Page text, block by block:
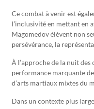
Ce combat à venir est
l’inclusivité en mettant en
Magomedov élèvent non
persévérance, la
À l’approche de la nuit
performance marquante
d’arts martiaux mixtes du
Dans un contexte plus